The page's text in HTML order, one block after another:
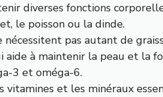
diverses fonctions
le poisson ou la dinde.
nécessitent pas autant de
à maintenir la peau et la
3 et oméga-6.
vitamines et les minéraux